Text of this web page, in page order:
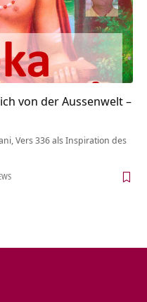
von der Aussenwelt –
Vers 336 als Inspiration des